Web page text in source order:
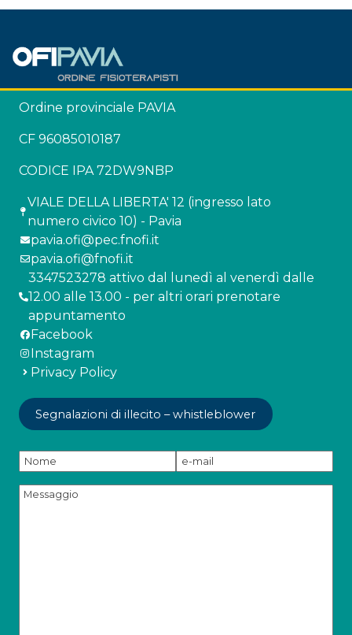
Ordine provinciale PAVIA
CF 96085010187
CODICE IPA 72DW9NBP
VIALE DELLA LIBERTA' 12 (ingresso lato
numero civico 10) - Pavia
pavia.ofi@pec.fnofi.it
pavia.ofi@fnofi.it
3347523278 attivo dal lunedì al venerdì dalle
12.00 alle 13.00 - per altri orari prenotare
appuntamento
Facebook
Instagram
Privacy Policy
Segnalazioni di illecito – whistleblower